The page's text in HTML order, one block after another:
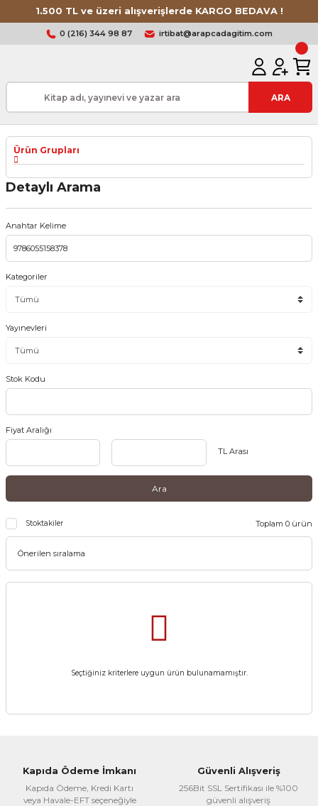
1.500 TL ve üzeri alışverişlerde KARGO BEDAVA !
0 (216) 344 98 87 irtibat@arapcadagitim.com
ARA
Ürün Grupları
Detaylı Arama
Anahtar Kelime
Kategoriler
Yayınevleri
Stok Kodu
Fiyat Aralığı
TL Arası
Ara
Stoktakiler Toplam 0 ürün
Seçtiğiniz kriterlere uygun ürün bulunamamıştır.
Kapıda Ödeme İmkanı
Kapıda Ödeme, Kredi Kartı
veya Havale-EFT seçeneğiyle
Güvenli Alışveriş
256Bit SSL Sertifikası ile %100
güvenli alışveriş